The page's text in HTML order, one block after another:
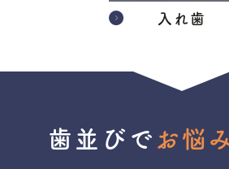
入れ歯
歯並びで お悩